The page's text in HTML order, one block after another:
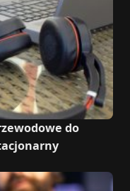
do